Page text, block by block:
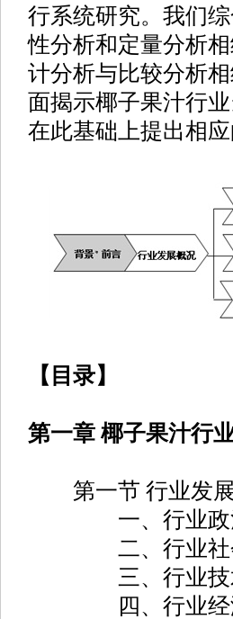
行系统研究。我们
性分析和定量分析
计分析与比较分析
面揭示椰子果汁行
在此基础上提出相应
【目录】
第一章 椰子果汁行
第一节 行业发展
一、行业政治
二、行业社会
三、行业技术
四、行业经济